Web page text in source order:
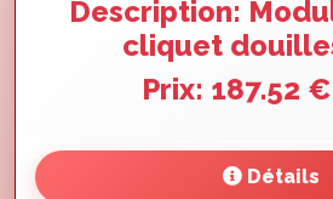
Description:
cliquet
Prix: 187.52
Détails